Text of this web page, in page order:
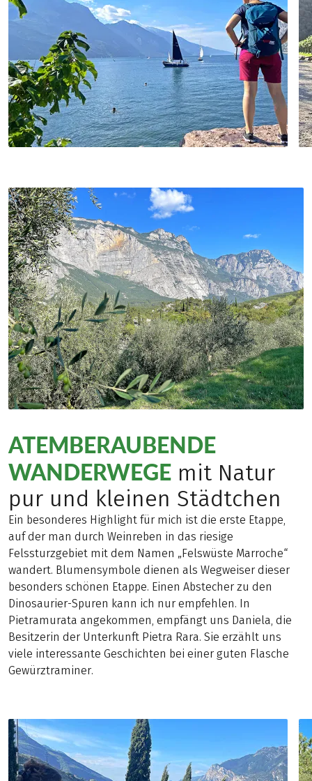
ATEMBERAUBENDE
WANDERWEGE mit Natur
pur und kleinen Städtchen
Ein besonderes Highlight für mich ist die erste Etappe,
auf der man durch Weinreben in das riesige
Felssturzgebiet mit dem Namen „Felswüste Marroche“
wandert. Blumensymbole dienen als Wegweiser dieser
besonders schönen Etappe. Einen Abstecher zu den
Dinosaurier-Spuren kann ich nur empfehlen. In
Pietramurata angekommen, empfängt uns Daniela, die
Besitzerin der Unterkunft Pietra Rara. Sie erzählt uns
viele interessante Geschichten bei einer guten Flasche
Gewürztraminer.